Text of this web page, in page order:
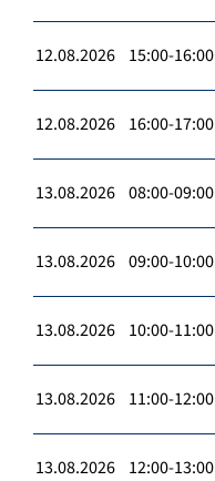
12.08.2026 15:00-16:00
12.08.2026 16:00-17:00
13.08.2026 08:00-09:00
13.08.2026 09:00-10:00
13.08.2026 10:00-11:00
13.08.2026 11:00-12:00
13.08.2026 12:00-13:00